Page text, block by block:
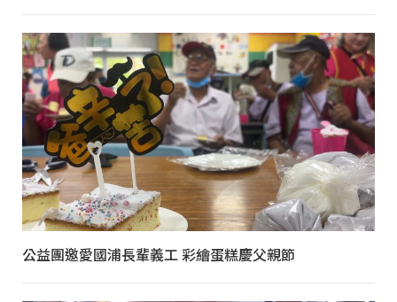
公益團邀愛國浦長輩義工 彩繪蛋糕慶父親節